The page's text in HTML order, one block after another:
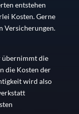
entstehen
Kosten. Gerne
Versicherungen.
übernimmt die
die Kosten der
wird also